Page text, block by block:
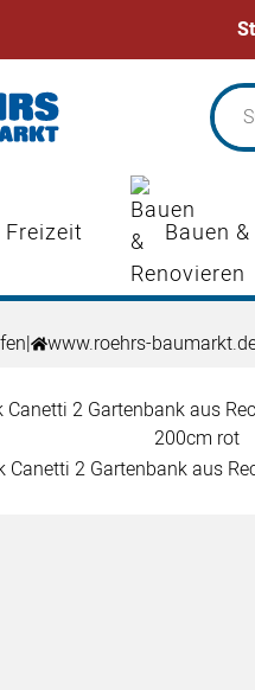
springen
Freizeit Bauen
| www.roehrs-
springen